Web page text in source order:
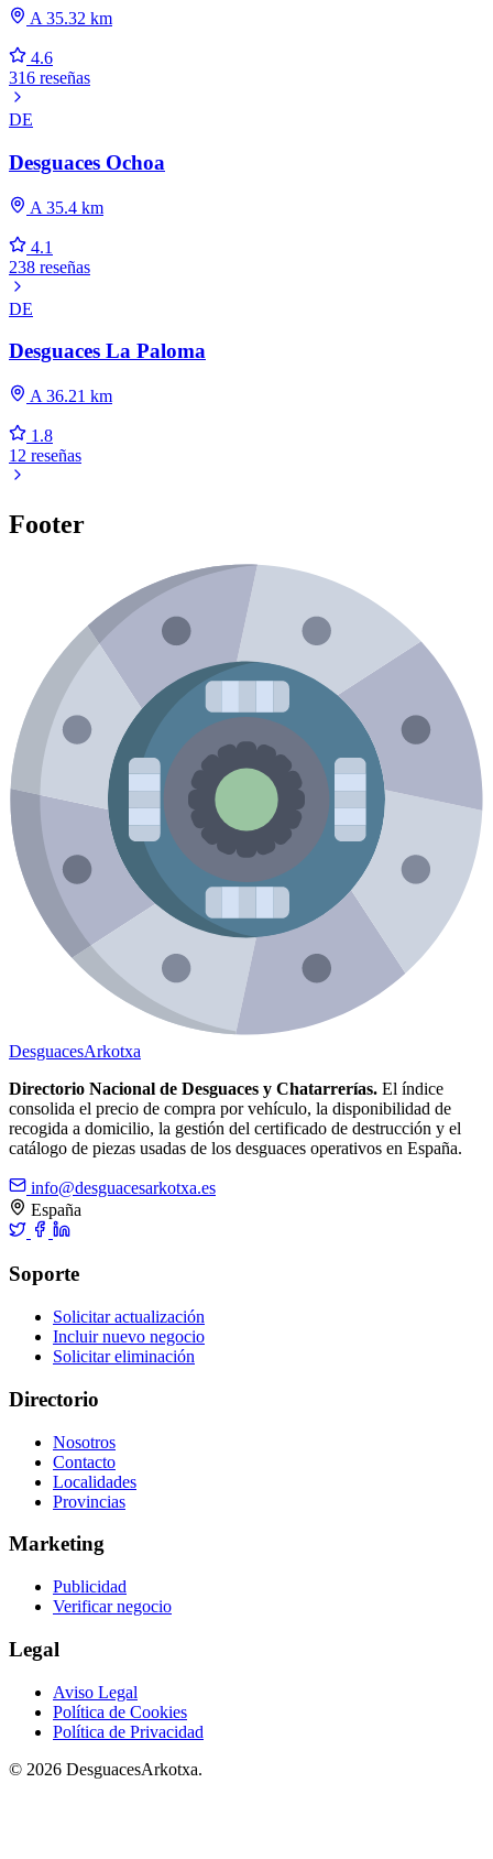
A 35.32 km
4.6
316 reseñas
DE
Desguaces Ochoa
A 35.4 km
4.1
238 reseñas
DE
Desguaces La Paloma
A 36.21 km
1.8
12 reseñas
Footer
DesguacesArkotxa
Directorio Nacional de Desguaces y Chatarrerías. El índice
consolida el precio de compra por vehículo, la disponibilidad de
recogida a domicilio, la gestión del certificado de destrucción y el
catálogo de piezas usadas de los desguaces operativos en España.
info@desguacesarkotxa.es
España
Soporte
Solicitar actualización
Incluir nuevo negocio
Solicitar eliminación
Directorio
Nosotros
Contacto
Localidades
Provincias
Marketing
Publicidad
Verificar negocio
Legal
Aviso Legal
Política de Cookies
Política de Privacidad
© 2026 DesguacesArkotxa.